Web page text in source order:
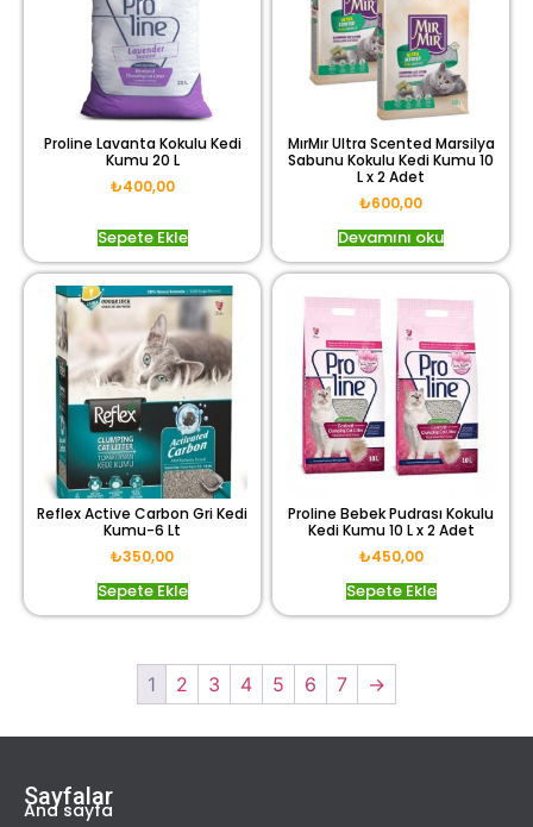
Proline Lavanta Kokulu Kedi
Kumu 20 L
₺400,00
Sepete Ekle
MırMır Ultra Scented Marsilya
Sabunu Kokulu Kedi Kumu 10
L x 2 Adet
₺600,00
Devamını oku
Reflex Active Carbon Gri Kedi
Kumu-6 Lt
₺350,00
Sepete Ekle
Proline Bebek Pudrası Kokulu
Kedi Kumu 10 L x 2 Adet
₺450,00
Sepete Ekle
1 2 3 4 5 6 7 →
Sayfalar
Ana sayfa